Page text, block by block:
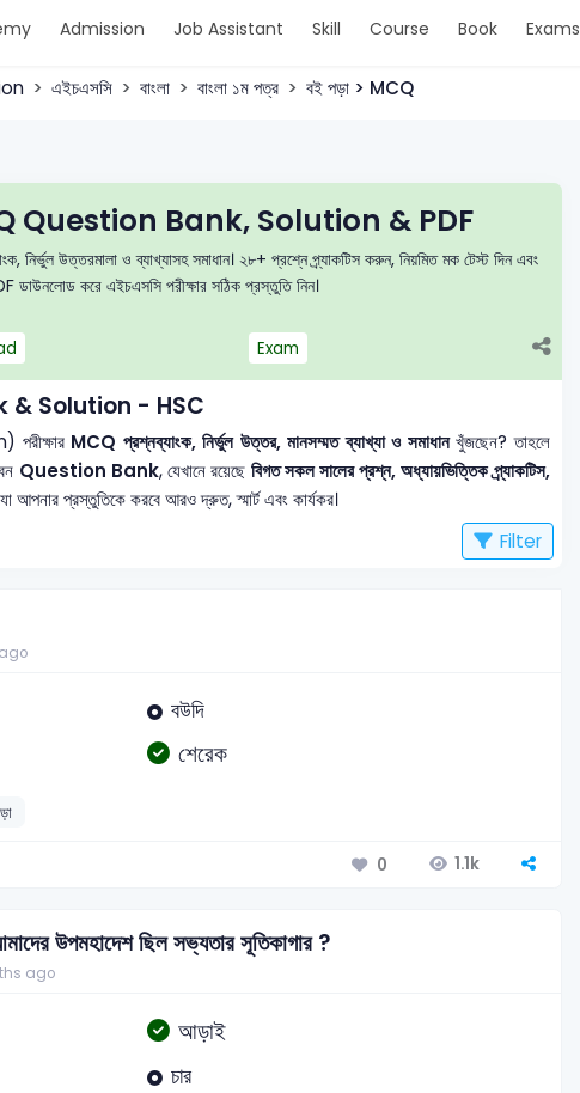
Admission Job Assistant Skill Course Book Exams
এইচএসসি বাংলা বাংলা ১ম পত্র বই পড়া > MCQ
Question Bank, Solution & PDF
নির্ভুল উত্তরমালা ও ব্যাখ্যাসহ সমাধান। ২৮+ প্রশ্নে প্র্যাকটিস করুন, নিয়মিত মক টেস্ট দিন এবং
ডাউনলোড করে এইচএসসি পরীক্ষার সঠিক প্রস্তুতি নিন।
Exam
& Solution - HSC
MCQ প্রশ্নব্যাংক, নির্ভুল উত্তর, মানসম্মত ব্যাখ্যা ও সমাধানখুঁজছেন? তাহলে
Question Bank, যেখানে রয়েছে বিগত সকল সালের প্রশ্ন, অধ্যায়ভিত্তিক প্র্যাকটিস,
আপনার প্রস্তুতিকে করবে আরও দ্রুত, স্মার্ট এবং কার্যকর।
Filter
বউদি
শেরেক
0 1.1k
উপমহাদেশ ছিল সভ্যতার সূতিকাগার ?
ago
আড়াই
চার